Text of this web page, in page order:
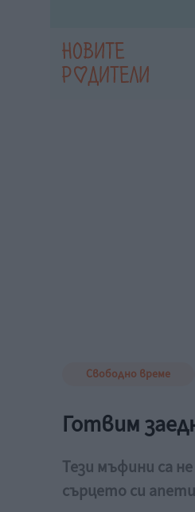
Свободно време
Готвим
Тези мъфини са
сърцето си